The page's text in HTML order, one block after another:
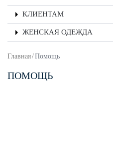
КЛИЕНТАМ
ЖЕНСКАЯ ОДЕЖДА
Главная/Помощь
ПОМОЩЬ